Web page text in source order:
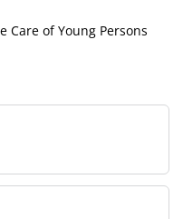
Care of Young Persons